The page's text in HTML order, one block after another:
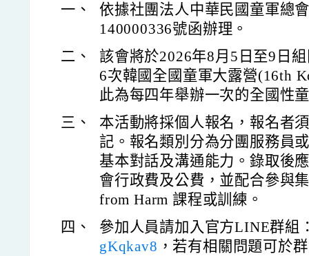
一、
依據社團法人中華民國童軍總
140000336號函辦理。
二、
該會將於2026年8月5日至9日
6次韓國全國童軍大露營(16th
此為每四年舉辦一次的全國性
三、
本活動將採個人報名，報名者
記。報名類別分為分團服務員
基本對話及溝通能力。錄取後
會行政費及公費，並配合參與
from Harm 課程或訓練。
四、
參加人員請加入官方LINE群組
gKqkav8 ，若有相關問題可於